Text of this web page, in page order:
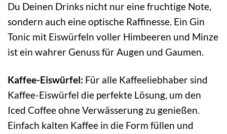
Du Deinen Drinks nicht nur eine fruchtige Note,
sondern auch eine optische Raffinesse. Ein Gin
Tonic mit Eiswürfeln voller Himbeeren und Minze
ist ein wahrer Genuss für Augen und Gaumen.
Kaffee-Eiswürfel: Für alle Kaffeeliebhaber sind
Kaffee-Eiswürfel die perfekte Lösung, um den
Iced Coffee ohne Verwässerung zu genießen.
Einfach kalten Kaffee in die Form füllen und